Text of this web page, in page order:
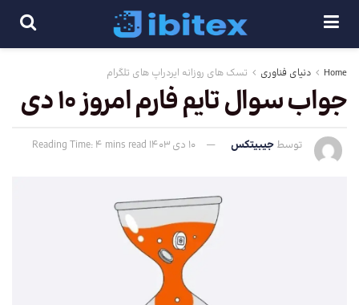
Home دنیای فناوری تسک های روزانه ایردراپ های تلگرام
جواب سوال تایم فارم امروز 10 دی
توسط جیبیتکس 10 دی 1403 Reading Time: 4 mins read